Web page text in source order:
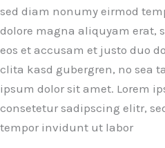
sed diam nonumy eirmod
dolore magna aliquyam erat,
eos et accusam et justo duo
clita kasd gubergren, no sea
ipsum dolor sit amet. Lorem
consetetur sadipscing elitr,
tempor invidunt ut labor